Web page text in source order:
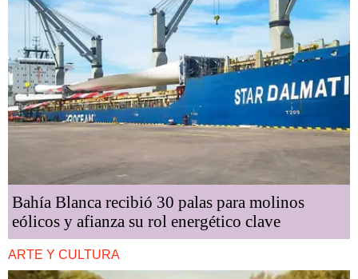
Bahía Blanca recibió 30 palas para molinos
eólicos y afianza su rol energético clave
ARTE Y CULTURA